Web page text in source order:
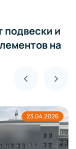
подвески и
на
23.04.2026